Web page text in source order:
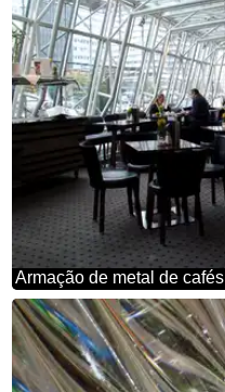
Armação de metal de cafés